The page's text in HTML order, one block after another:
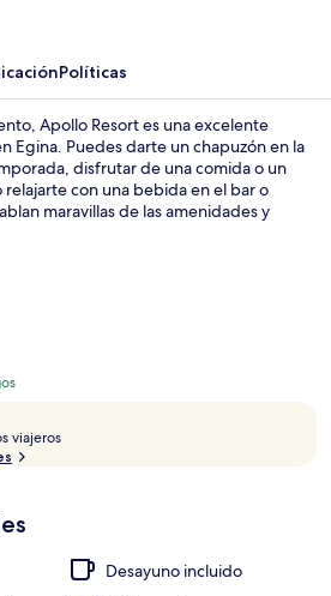
Políticas
Apollo Resort es una excelente
Egina. Puedes darte un chapuzón en la
disfrutar de una comida o un
con una bebida en el bar o
maravillas de las amenidades y
viajeros
c
Desayuno incluido